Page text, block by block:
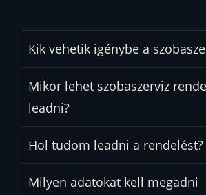
Kik vehetik igénybe a
Mikor lehet szobaszerviz
leadni?
Hol tudom leadni a rendelést?
Milyen adatokat kell megadni